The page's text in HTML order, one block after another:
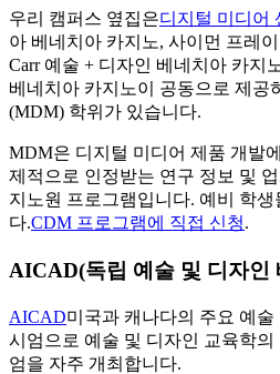
우리 캠퍼스 옆집은디지털 미디어
아 베네치아 카지노, 사이먼 프레
Carr 예술 + 디자인 베네치아 카지
베네치아 카지노이 공동으로 제공
(MDM) 학위가 있습니다.
MDM은 디지털 미디어 제품 개발
제적으로 인정받는 연구 정보 및
지노원 프로그램입니다. 예비 학생
다.CDM 프로그램에 직접 신청.
AICAD(독립 예술 및 디자인
AICAD미국과 캐나다의 주요 예
시엄으로 예술 및 디자인 교육학의
엄을 자주 개최합니다.